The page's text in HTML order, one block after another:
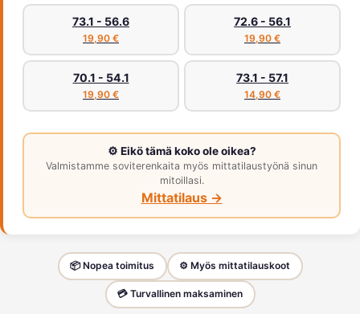
73.1 - 56.6
19,90 €
72.6 - 56.1
19,90 €
70.1 - 54.1
19,90 €
73.1 - 57.1
14,90 €
⚙️ Eikö tämä koko ole oikea?
Valmistamme soviterenkaita myös mittatilaustyönä sinun
mitoillasi.
Mittatilaus →
📦 Nopea toimitus ⚙️ Myös mittatilauskoot
💳 Turvallinen maksaminen